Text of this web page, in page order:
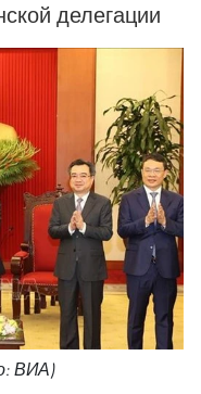
делегации
ВИА)